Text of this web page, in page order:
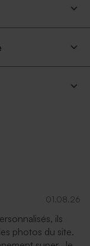
01.08.26
ils
photos du site.